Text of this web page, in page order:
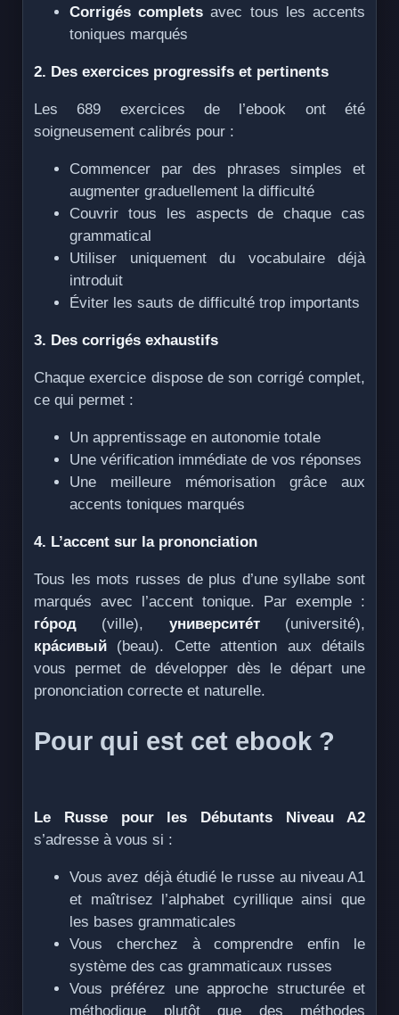
Corrigés complets avec tous les accents
toniques marqués
2. Des exercices progressifs et pertinents
Les 689 exercices de l’ebook ont été
soigneusement calibrés pour :
Commencer par des phrases simples et
augmenter graduellement la difficulté
Couvrir tous les aspects de chaque cas
grammatical
Utiliser uniquement du vocabulaire déjà
introduit
Éviter les sauts de difficulté trop importants
3. Des corrigés exhaustifs
Chaque exercice dispose de son corrigé complet,
ce qui permet :
Un apprentissage en autonomie totale
Une vérification immédiate de vos réponses
Une meilleure mémorisation grâce aux
accents toniques marqués
4. L’accent sur la prononciation
Tous les mots russes de plus d’une syllabe sont
marqués avec l’accent tonique. Par exemple :
гóрод (ville), университéт(université),
крáсивый (beau). Cette attention aux détails
vous permet de développer dès le départ une
prononciation correcte et naturelle.
Pour qui est cet ebook ?
Le Russe pour les Débutants Niveau A2
s’adresse à vous si :
Vous avez déjà étudié le russe au niveau A1
et maîtrisez l’alphabet cyrillique ainsi que
les bases grammaticales
Vous cherchez à comprendre enfin le
système des cas grammaticaux russes
Vous préférez une approche structurée et
méthodique plutôt que des méthodes